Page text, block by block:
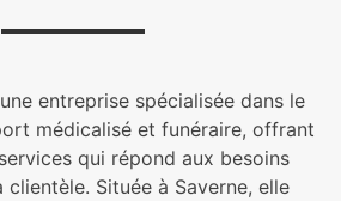
entreprise spécialisée dans le
médicalisé et funéraire, offrant
qui répond aux besoins
Située à Saverne, elle